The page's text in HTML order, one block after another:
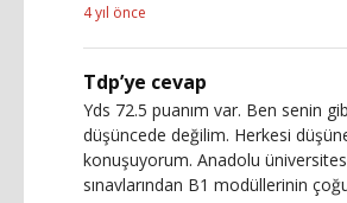
4 yıl önce
Tdp’ye cevap
Yds 72.5 puanım var. Ben senin
düşüncede değilim. Herkesi
konuşuyorum. Anadolu
sınavlarından B1 modüllerinin